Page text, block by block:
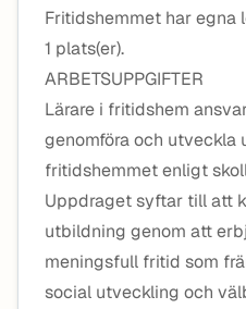
Fritidshemmet har egna
1 plats(er).
ARBETSUPPGIFTER
Lärare i fritidshem
genomföra och utveckla
fritidshemmet enligt
Uppdraget syftar till att
utbildning genom att
meningsfull fritid som
social utveckling och